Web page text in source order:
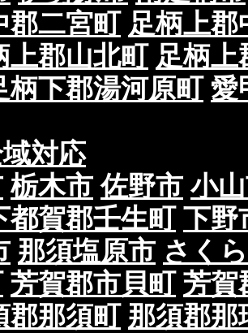
郡二宮町 足柄上郡
上郡山北町 足柄上
柄下郡湯河原町 愛
対応
栃木市 佐野市 小
都賀郡壬生町 下野
那須塩原市 さく
芳賀郡市貝町 芳賀
郡那須町 那須郡那